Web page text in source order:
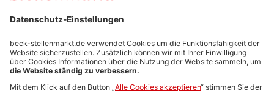
Stellenmarktpreise
Anzeigen-AGB
Media-Daten
Newsletteranmeldung